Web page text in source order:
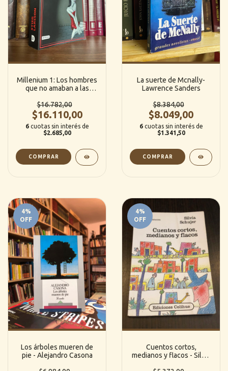
Millenium 1: Los hombres
que no amaban a las
(DESTINO)
$16.782,00
$16.110,00
6 cuotas sin interés de
$2.685,00
La suerte de Mcnally-
Lawrence Sanders
$8.384,00
$8.049,00
6 cuotas sin interés de
$1.341,50
4%
OFF
Los árboles mueren de
pie - Alejandro Casona
4%
OFF
Cuentos cortos,
medianos y flacos - Silvia